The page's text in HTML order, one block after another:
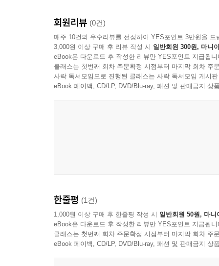
회원리뷰 (0건)
매주 10건의 우수리뷰를 선정하여 YES포인트 3만원을 드
3,000원 이상 구매 후 리뷰 작성 시 일반회원 300원, 마니
eBook은 다운로드 후 작성한 리뷰만 YES포인트 지급됩니
클래스는 첫번째 회차 주문확정 시점부터 마지막 회차 주
사락 독서모임으로 진행된 클래스는 사락 독서모임 게시
eBook 페이백, CD/LP, DVD/Blu-ray, 패션 및 판매금지 상
한줄평 (1건)
1,000원 이상 구매 후 한줄평 작성 시 일반회원 50원, 마니
eBook은 다운로드 후 작성한 리뷰만 YES포인트 지급됩니
클래스는 첫번째 회차 주문확정 시점부터 마지막 회차 주
eBook 페이백, CD/LP, DVD/Blu-ray, 패션 및 판매금지 상